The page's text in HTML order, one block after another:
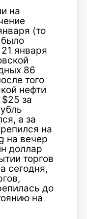
на
(то
было
января
86
того
нефти
за
а за
на
на вечер
доллар
торгов
сегодня,
до
на